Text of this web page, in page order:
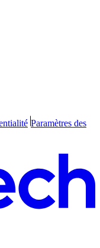
Paramètres des